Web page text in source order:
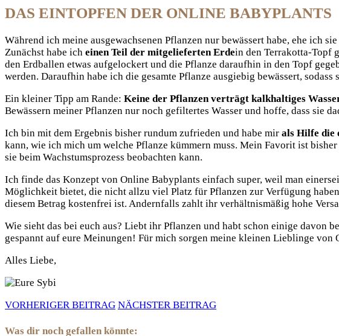
DAS EINTOPFEN DER ONLINE BABYPLANTS
Während ich meine ausgewachsenen Pflanzen nur bewässert habe, ehe ich
Zunächst habe ich einen Teil der mitgelieferten Erdein den Terrakotta-Topf
den Erdballen etwas aufgelockert und die Pflanze daraufhin in den Topf
werden. Daraufhin habe ich die gesamte Pflanze ausgiebig bewässert,
Ein kleiner Tipp am Rande: Keine der Pflanzen verträgt kalkhaltiges
Bewässern meiner Pflanzen nur noch gefiltertes Wasser und hoffe, dass sie
Ich bin mit dem Ergebnis bisher rundum zufrieden und habe mir als Hilfe die
kann, wie ich mich um welche Pflanze kümmern muss. Mein Favorit ist
sie beim Wachstumsprozess beobachten kann.
Ich finde das Konzept von Online Babyplants einfach super, weil man
Möglichkeit bietet, die nicht allzu viel Platz für Pflanzen zur Verfügung
diesem Betrag kostenfrei ist. Andernfalls zahlt ihr verhältnismäßig hohe
Wie sieht das bei euch aus? Liebt ihr Pflanzen und habt schon einige davon
gespannt auf eure Meinungen! Für mich sorgen meine kleinen Lieblinge
Alles Liebe,
VORHERIGER BEITRAG NÄCHSTER BEITRAG
Was dir noch gefallen könnte: